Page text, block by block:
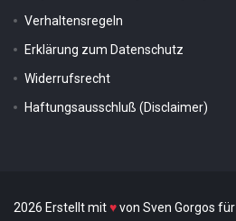
Verhaltensregeln
Erklärung zum Datenschutz
Widerrufsrecht
Haftungsausschluß (Disclaimer)
2026 Erstellt mit♥von Sven Gorgos für